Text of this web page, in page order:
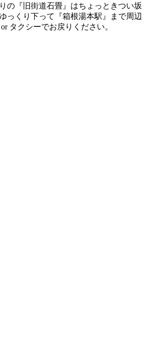
の『旧街道石畳』はちょっときつい坂
っくり下って『箱根湯本駅』まで周辺
タクシーでお戻りください。